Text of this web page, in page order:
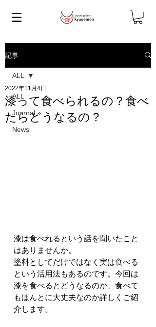
記事
ALL
Journal
News
ALL
漆って食べられるの？食べ
たらどうなるの？
2022年11月4日
漆は食べれるという話を聞いたこと
はありませんか。
塗料としてだけではなく実は食べる
という活用法もあるのです。今回は
漆を食べるとどうなるのか、食べて
もほんとに大丈夫なのか詳しくご紹
介します。